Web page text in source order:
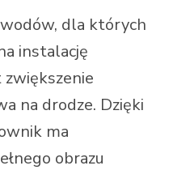
dla których
instalację
na drodze. Dzięki
ma
obrazu